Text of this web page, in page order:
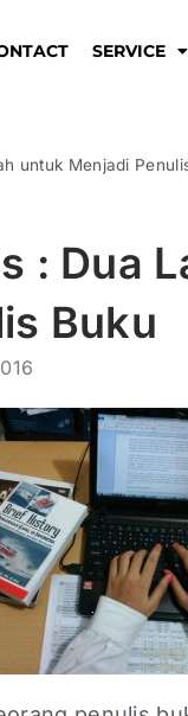
SERVICE
untuk Menjadi
: Dua
Buku